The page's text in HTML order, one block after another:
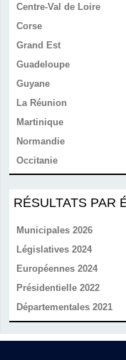
Centre-Val de Loire
Corse
Grand Est
Guadeloupe
Guyane
La Réunion
Martinique
Normandie
Occitanie
RÉSULTATS PAR
Municipales 2026
Législatives 2024
Européennes 2024
Présidentielle 2022
Départementales 2021